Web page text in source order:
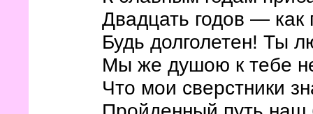
Двадцать годов — как
Будь долголетен! Ты
Мы же душою к тебе
Что мои сверстники